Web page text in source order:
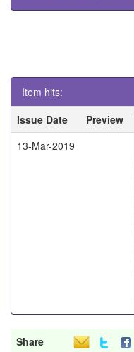
Item hits:
Issue Date
Preview
13-Mar-2019
Share